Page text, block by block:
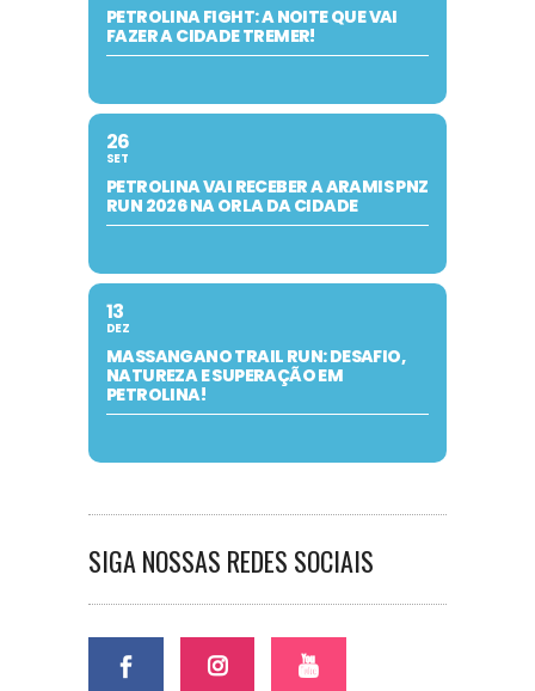
PETROLINA FIGHT: A NOITE QUE VAI
FAZER A CIDADE TREMER!
26
SET
PETROLINA VAI RECEBER A ARAMIS PNZ
RUN 2026 NA ORLA DA CIDADE
13
DEZ
MASSANGANO TRAIL RUN: DESAFIO,
NATUREZA E SUPERAÇÃO EM
PETROLINA!
SIGA NOSSAS REDES SOCIAIS